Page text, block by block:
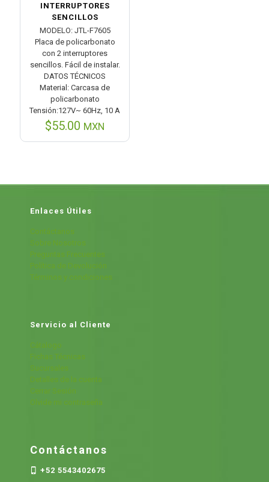
INTERRUPTORES
SENCILLOS
MODELO: JTL-F7605
Placa de policarbonato
con 2 interruptores
sencillos. Fácil de instalar.
DATOS TÉCNICOS
Material: Carcasa de
policarbonato
Tensión:127V~ 60Hz, 10 A
$55.00 MXN
Enlaces Útiles
Contáctanos
Sobre Nosotros
Preguntas Frecuentes
Política de Devolución
Términos y condiciones
Servicio al Cliente
Cátalogo
Fichas Técnicas
Sucursales
Detalles de la cuenta
Cerrar Sesión
Olvide mi contraseña
Contáctanos
+52 5543402675